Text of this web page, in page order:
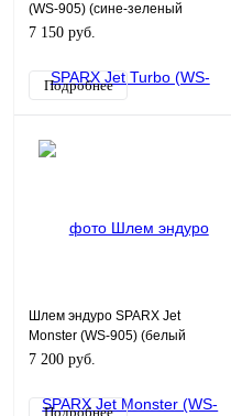
(WS-905) (сине-зеленый
матовый люминесцентный,
7 150 руб.
Подробнее
Шлем эндуро SPARX Jet
Monster (WS-905) (белый
люминесцентный, YXL)
7 200 руб.
Подробнее